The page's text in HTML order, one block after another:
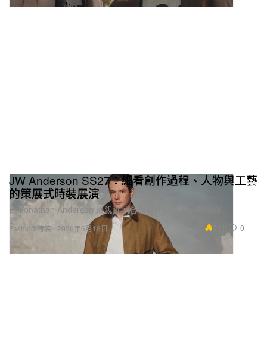
Fashion 時裝
JW Anderson SS27：細看創作過程、人物與工藝
的策展式時裝展演
由 Jonathan Anderson 最親近的合作夥伴與好友一同演繹。
2026年6月18日 0